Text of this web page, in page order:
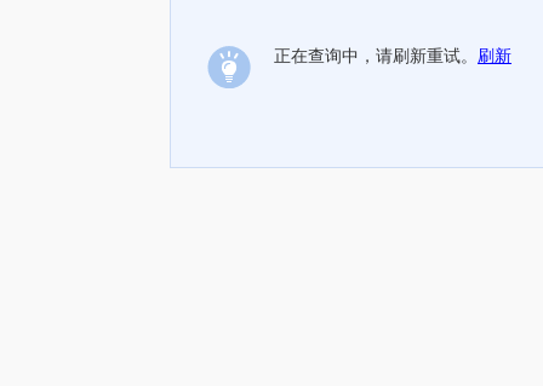
正在查询中，请刷新重试。 刷新